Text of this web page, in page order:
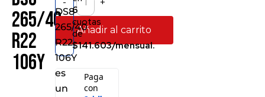
265/40
R22
106Y
Añadir al carrito
6
cuotas
de
$141.603/mensual.
DS8
265/40
R22
106Y
es
un